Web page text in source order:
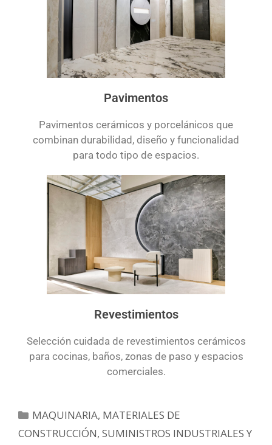
Pavimentos
Pavimentos cerámicos y porcelánicos que
combinan durabilidad, diseño y funcionalidad
para todo tipo de espacios.
Revestimientos
Selección cuidada de revestimientos cerámicos
para cocinas, baños, zonas de paso y espacios
comerciales.
MAQUINARIA, MATERIALES DE
CONSTRUCCIÓN, SUMINISTROS INDUSTRIALES Y